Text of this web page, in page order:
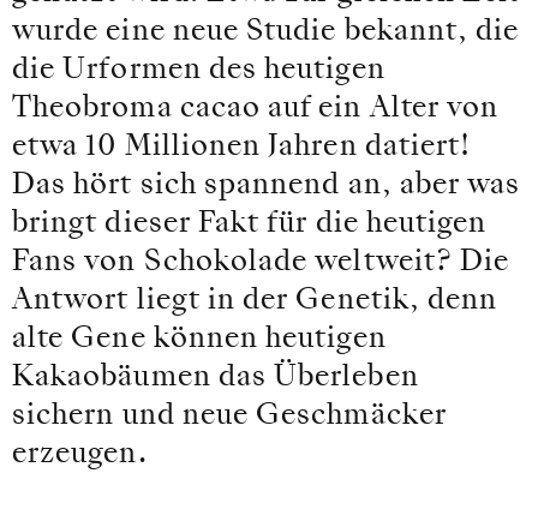
wurde eine neue Studie bekannt, die
die Urformen des heutigen
Theobroma cacao auf ein Alter von
etwa 10 Millionen Jahren datiert!
Das hört sich spannend an, aber was
bringt dieser Fakt für die heutigen
Fans von Schokolade weltweit? Die
Antwort liegt in der Genetik, denn
alte Gene können heutigen
Kakaobäumen das Überleben
sichern und neue Geschmäcker
erzeugen.